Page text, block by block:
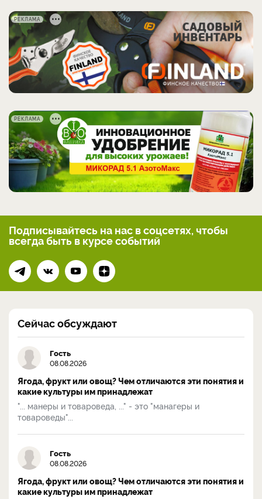
РЕКЛАМА
РЕКЛАМА
Подписывайтесь на нас в соцсетях, чтобы
всегдабыть в курсе событий
Сейчас обсуждают
Гость
08.08.2026
Ягода, фрукт или овощ? Чем отличаются эти понятия и
какие культуры им принадлежат
"... манеры и товароведа, ..." - это "манагеры и
товароведы"...
Гость
08.08.2026
Ягода, фрукт или овощ? Чем отличаются эти понятия и
какие культуры им принадлежат